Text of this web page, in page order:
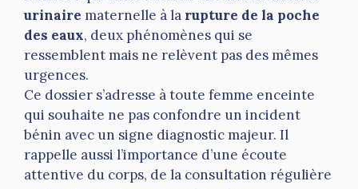
urinaire maternelle à la rupture de la poche
des eaux, deux phénomènes qui se
ressemblent mais ne relèvent pas des mêmes
urgences.
Ce dossier s’adresse à toute femme enceinte
qui souhaite ne pas confondre un incident
bénin avec un signe diagnostic majeur. Il
rappelle aussi l’importance d’une écoute
attentive du corps, de la consultation régulière